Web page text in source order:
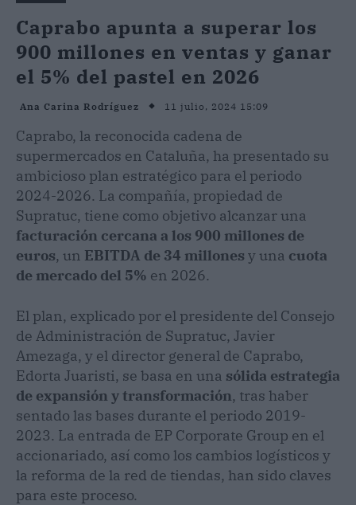
Caprabo apunta a superar los
900 millones en ventas y ganar
el 5% del pastel en 2026
Ana Carina Rodríguez 11 julio, 2024 15:09
Caprabo, la reconocida cadena de
supermercados en Cataluña, ha presentado su
ambicioso plan estratégico para el periodo
2024-2026. La compañía, propiedad de
Supratuc, tiene como objetivo alcanzar una
facturación cercana a los 900 millones de
euros, un EBITDA de 34 millones y una cuota
de mercado del 5% en 2026.
El plan, explicado por el presidente del Consejo
de Administración de Supratuc, Javier
Amezaga, y el director general de Caprabo,
Edorta Juaristi, se basa en una sólida estrategia
de expansión y transformación, tras haber
sentado las bases durante el periodo 2019-
2023. La entrada de EP Corporate Group en el
accionariado, así como los cambios logísticos y
la reforma de la red de tiendas, han sido claves
para este proceso.